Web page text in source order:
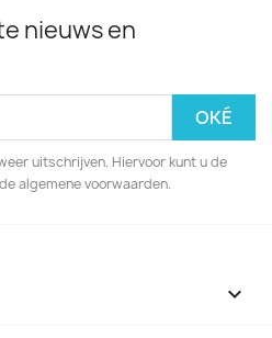
nieuws en
uitschrijven. Hiervoor kunt u de
algemene voorwaarden.
